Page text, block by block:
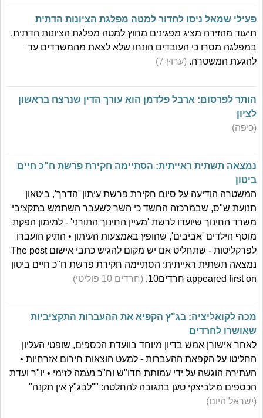
פעילי שמאל ניסו לחדור למטה מפלגת הציונות הדתית
תיעוד מהזירה מציג מפגינים מחוץ למטה מפלגת הציונות הדתית.
במפלגה מסרו כי העובדים הונחו שלא לצאת מהמשרדים עד
להגעת המשטרה. (ערוץ 7)
הותר לפרסום: ארבל פלדמן הוא עורך הדין שנרצח בראשון
לציון
(כיפה)
נמצאה תשתית ראייתית: הסתיימה חקירת פרשת ח"כ חיים
ביטון
המשטרה הודיעה על סיום חקירת פרשת עיתון 'הדרך', ביטאון
תנועת ש"ס, שבמרכזה החשד כי השר לשעבר השתמש בתקציבי
משרד החינוך שיועדו לרשת 'מעיין החינוך התורני' - למימון הפקת
מוסף הילדים 'אביבים', שהופץ באמצעות העיתון • התיק הועברו
לפרקליטות - שתחליט אם יש מקום להגיש כתבי אישום The post
נמצאה תשתית ראייתית: הסתיימה חקירת פרשת ח"כ חיים ביטון
appeared first on חרדים10.
(חרדים 10 פוליטי)
מכה לקואליציה: בג"ץ הקפיא את ההעברות התקציביות
שאושרו לחרדים
לאחר אישורן אמש בדיון מיוחד בוועדת הכספים, שופטי העליון
החליטו על הקפאת ההעברות - למעט הוצאות חירום אזרחיות •
העתירה הוגשה על ידי עמותת חדו"ש וח"כ נעמה לזימי • יו"ר ועדת
הכספים מילביצקי טען בתגובה להחלטה: ""לבג"ץ אין תקנה"
(ישראל היום)